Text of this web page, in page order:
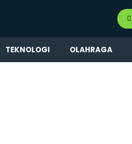
TEKNOLOGI OLAHRAGA